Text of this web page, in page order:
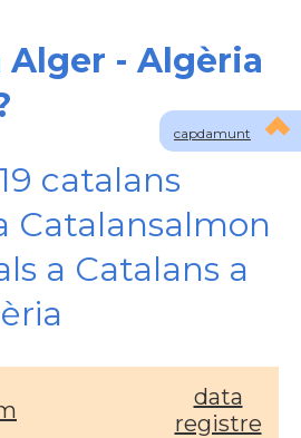
capdamunt
Alger - Algèria
catalans
Catalansalmon
a Catalans a
data
registre